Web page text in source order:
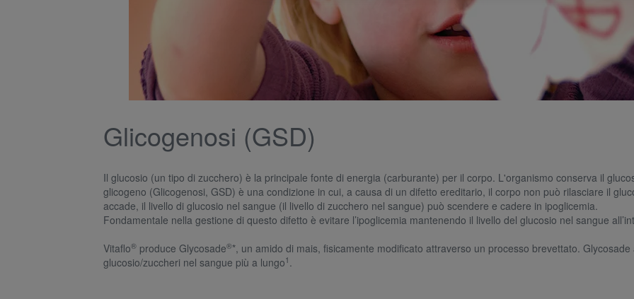
Glicogenosi (GSD)
Il glucosio (un tipo di zucchero) è la principale fonte di energia (carburante) per il corpo. L'organismo conserva il
glicogeno (Glicogenosi, GSD) è una condizione in cui, a causa di un difetto ereditario, il corpo non può rilasciare il
accade, il livello di glucosio nel sangue (il livello di zucchero nel sangue) può scendere e cadere in ipoglicemia.
Fondamentale nella gestione di questo difetto è evitare l’ipoglicemia mantenendo il livello del glucosio nel sangue
Vitaflo® produce Glycosade®*, un amido di mais, fisicamente modificato attraverso un processo brevettato.
glucosio/zuccheri nel sangue più a lungo1 .